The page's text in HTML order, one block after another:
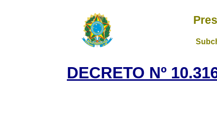
DECRETO Nº